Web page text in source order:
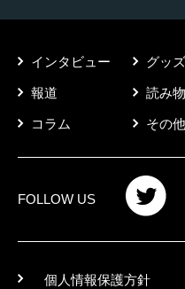
インタビュー グッ
報道 読み
コラム その他
FOLLOW US
個人情報保護方針